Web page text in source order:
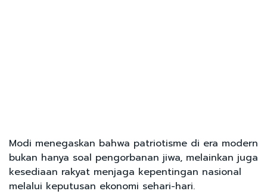
Modi menegaskan bahwa patriotisme di era modern
bukan hanya soal pengorbanan jiwa, melainkan juga
kesediaan rakyat menjaga kepentingan nasional
melalui keputusan ekonomi sehari-hari.